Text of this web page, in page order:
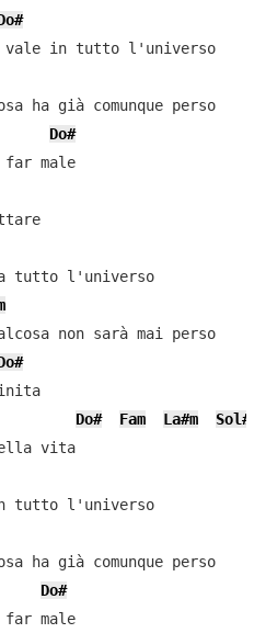
vale in tutto l'universo
ha già comunque perso
Do#
far male
tutto l'universo
non sarà mai perso
Do# Fam La#m
Sol#
vita
tutto l'universo
ha già comunque perso
Do#
far male